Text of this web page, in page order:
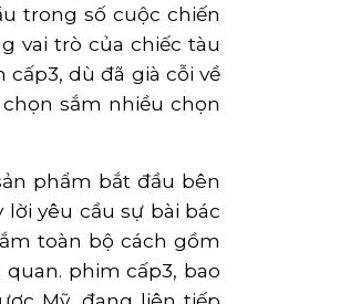
trong số cuộc chiến
vai trò của chiếc tàu
dù đã già cỗi về
sắm nhiều chọn
phẩm bắt đầu bên
yêu cầu sự bài bác
toàn bộ cách gồm
phim cấp3, bao